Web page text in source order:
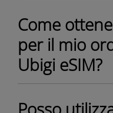
Come
per il mio
Ubigi eSIM?